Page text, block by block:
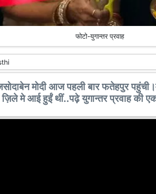
फोटो-युगान्तर प्रवाह
जसोदाबेन मोदी आज पहली बार फतेहपुर
मे आई हुईं थीं..पढ़े युगान्तर प्रवाह की एक